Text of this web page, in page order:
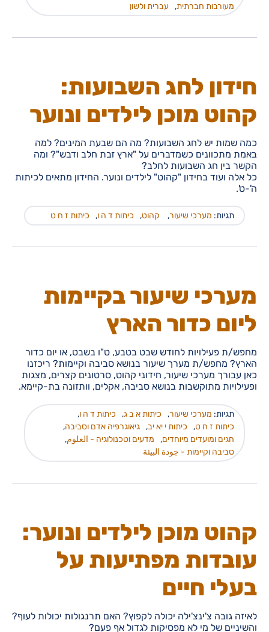
מעורבות חברתית, עברית ולשון
חידון לחג השבועות:
קהוט מוכן לילדים ונוער
כמה שמות יש לחג השבועות? מה הם שבעת המינים? למה
באמת מתכוונים כשמדברים על "ארץ זבת חלב ודבש"? ומה
הקשר בין חג השבועות לחלב?
כל אלה ועוד בחידון "קהוט" לילדים ונוער. החידון מתאים לכיתות
ה'-ט'.
תגיות: מערכי שיעור, קהוט, כיתות ד ה ו, כיתות ז ח ט
מערכי שיעור בקיימות
ליום כדור הארץ
מחפש/ת פעילויות לחודש שבט בטבע, ט"ו בשבט, או יום כדור
הארץ? מחפש/ת מערך שיעור בנושא סביבה וקיימות? ריכזנו
כאן עבורך מערכי שיעור, חידוני קהוט, סרטונים קצרים, מצגות
ופעילויות מתוקשבות בנושא סביבה, אקלים, וותזונה בת-קיימא.
תגיות: מערכי שיעור, כיתות א ב ג, כיתות ד ה ו,
כיתות ז ח ט, כיתות י יא יב, גיאוגרפיה אדם וסביבה,
חגים ומועדים מיוחדים, מדעים וטכנולוגיה - العلوم,
סביבה וקיימות - جودة البيئة
קהוט מוכן לילדים ונוער:
עובדות מפתיעות על
בעלי חיים
לאיזה גובה צ'ינצ'ילה יכולה לקפוץ? האם תרנגולות יכולות לעוף?
והשיניים של מי לא מפסיקות לגדול אף פעם?